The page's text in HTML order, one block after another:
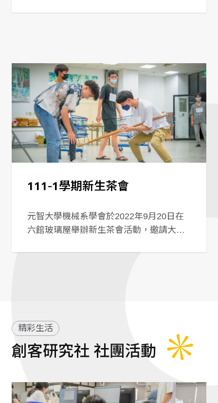
速融入機械系這個大家庭，結識很多外系
的同學，也為所有學長姐、學弟妹帶來美
好的回憶。
111-1學期新生茶會
元智大學機械系學會於2022年9月20日在
六館玻璃屋舉辦新生茶會活動，邀請大一
精彩生活
創客研究社 社團活動